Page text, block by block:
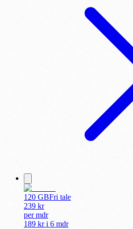
120 GBFri tale
239 kr
permdr
189 kr i 6 mdr